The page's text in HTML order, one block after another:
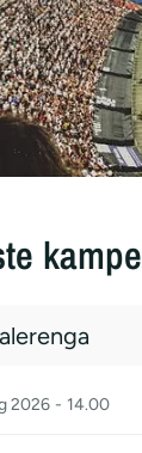
kampe
2026 - 14.00